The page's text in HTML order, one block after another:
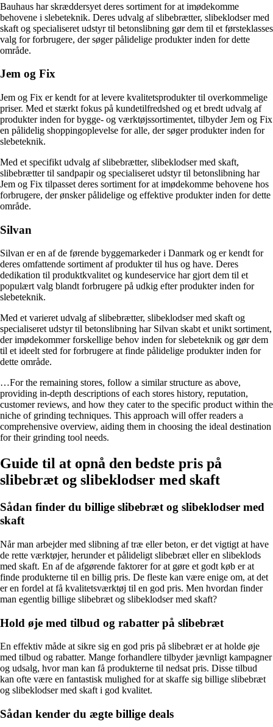
Bauhaus har skræddersyet deres sortiment for at imødekomme
behovene i slebeteknik. Deres udvalg af slibebrætter, slibeklodser med
skaft og specialiseret udstyr til betonslibning gør dem til et førsteklasses
valg for forbrugere, der søger pålidelige produkter inden for dette
område.
Jem og Fix
Jem og Fix er kendt for at levere kvalitetsprodukter til overkommelige
priser. Med et stærkt fokus på kundetilfredshed og et bredt udvalg af
produkter inden for bygge- og værktøjssortimentet, tilbyder Jem og Fix
en pålidelig shoppingoplevelse for alle, der søger produkter inden for
slebeteknik.
Med et specifikt udvalg af slibebrætter, slibeklodser med skaft,
slibebrætter til sandpapir og specialiseret udstyr til betonslibning har
Jem og Fix tilpasset deres sortiment for at imødekomme behovene hos
forbrugere, der ønsker pålidelige og effektive produkter inden for dette
område.
Silvan
Silvan er en af de førende byggemarkeder i Danmark og er kendt for
deres omfattende sortiment af produkter til hus og have. Deres
dedikation til produktkvalitet og kundeservice har gjort dem til et
populært valg blandt forbrugere på udkig efter produkter inden for
slebeteknik.
Med et varieret udvalg af slibebrætter, slibeklodser med skaft og
specialiseret udstyr til betonslibning har Silvan skabt et unikt sortiment,
der imødekommer forskellige behov inden for slebeteknik og gør dem
til et ideelt sted for forbrugere at finde pålidelige produkter inden for
dette område.
…For the remaining stores, follow a similar structure as above,
providing in-depth descriptions of each stores history, reputation,
customer reviews, and how they cater to the specific product within the
niche of grinding techniques. This approach will offer readers a
comprehensive overview, aiding them in choosing the ideal destination
for their grinding tool needs.
Guide til at opnå den bedste pris på
slibebræt og slibeklodser med skaft
Sådan finder du billige slibebræt og slibeklodser med
skaft
Når man arbejder med slibning af træ eller beton, er det vigtigt at have
de rette værktøjer, herunder et pålideligt slibebræt eller en slibeklods
med skaft. En af de afgørende faktorer for at gøre et godt køb er at
finde produkterne til en billig pris. De fleste kan være enige om, at det
er en fordel at få kvalitetsværktøj til en god pris. Men hvordan finder
man egentlig billige slibebræt og slibeklodser med skaft?
Hold øje med tilbud og rabatter på slibebræt
En effektiv måde at sikre sig en god pris på slibebræt er at holde øje
med tilbud og rabatter. Mange forhandlere tilbyder jævnligt kampagner
og udsalg, hvor man kan få produkterne til nedsat pris. Disse tilbud
kan ofte være en fantastisk mulighed for at skaffe sig billige slibebræt
og slibeklodser med skaft i god kvalitet.
Sådan kender du ægte billige deals